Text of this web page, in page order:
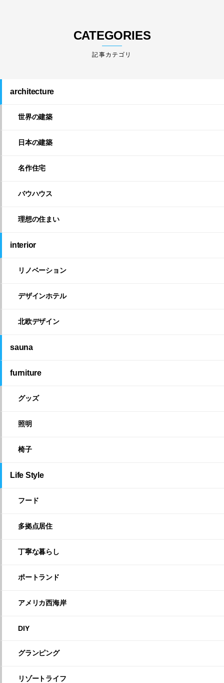
CATEGORIES
architecture
世界の建築
日本の建築
名作住宅
バウハウス
理想の住まい
interior
リノベーション
デザインホテル
北欧デザイン
sauna
furniture
グッズ
照明
椅子
Life Style
フード
多拠点居住
丁寧な暮らし
ポートランド
アメリカ西海岸
DIY
グランピング
リゾートライフ